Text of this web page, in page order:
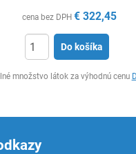
cena bez DPH € 322,45
Do košíka
množstvo látok za výhodnú cenu